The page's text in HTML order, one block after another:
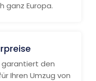
ganz Europa.
garantiert den
Ihren Umzug von